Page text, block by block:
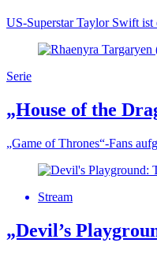
US-Superstar Taylor Swift ist
Serie
„House of the
„Game of Thrones“-Fans
Stream
„Devil’s